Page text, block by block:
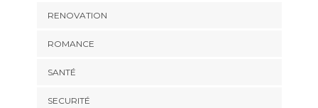
RENOVATION
ROMANCE
SANTÉ
SECURITÉ